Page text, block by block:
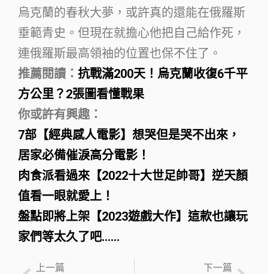
烏克蘭的春秋大夢，或許真的還能在俄羅斯
垂範青史。但現在就擔心他把自己給作死，
連俄羅斯最高領袖的位置也保不住了。
推薦閱讀： 抗戰滿200天！烏克蘭收復6千平
方公里？2張圖看懂戰果
你或許有興趣：
7部【經典感人電影】想哭但是哭不出來，
居家必備催淚高分電影！
肉食派看過來【2022十大世足帥哥】逆天顏
值看一眼就愛上！
盤點即將上架【2023遊戲大作】這款也讓玩
家們等太久了吧……
上一篇 下一篇